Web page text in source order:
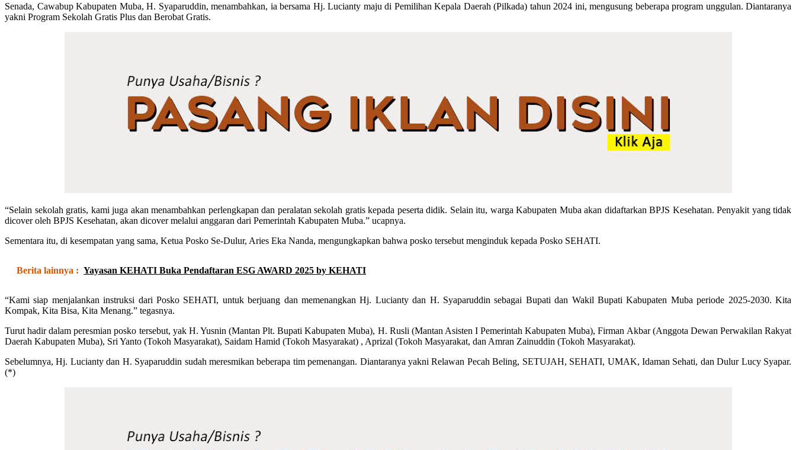
Senada, Cawabup Kabupaten Muba, H. Syaparuddin, menambahkan, ia bersama Hj. Lucianty maju di Pemilihan Kepala Daerah (Pilkada) tahun 2024 ini, mengusung beberapa program unggulan. Diantaranya
yakni Program Sekolah Gratis Plus dan Berobat Gratis.
“Selain sekolah gratis, kami juga akan menambahkan perlengkapan dan peralatan sekolah gratis kepada peserta didik. Selain itu, warga Kabupaten Muba akan didaftarkan BPJS Kesehatan. Penyakit yang tidak
dicover oleh BPJS Kesehatan, akan dicover melalui anggaran dari Pemerintah Kabupaten Muba.” ucapnya.
Sementara itu, di kesempatan yang sama, Ketua Posko Se-Dulur, Aries Eka Nanda, mengungkapkan bahwa posko tersebut menginduk kepada Posko SEHATI.
Berita lainnya : Yayasan KEHATI Buka Pendaftaran ESG AWARD 2025 by KEHATI
“Kami siap menjalankan instruksi dari Posko SEHATI, untuk berjuang dan memenangkan Hj. Lucianty dan H. Syaparuddin sebagai Bupati dan Wakil Bupati Kabupaten Muba periode 2025-2030. Kita
Kompak, Kita Bisa, Kita Menang.” tegasnya.
Turut hadir dalam peresmian posko tersebut, yak H. Yusnin (Mantan Plt. Bupati Kabupaten Muba), H. Rusli (Mantan Asisten I Pemerintah Kabupaten Muba), Firman Akbar (Anggota Dewan Perwakilan Rakyat
Daerah Kabupaten Muba), Sri Yanto (Tokoh Masyarakat), Saidam Hamid (Tokoh Masyarakat) , Aprizal (Tokoh Masyarakat, dan Amran Zainuddin (Tokoh Masyarakat).
Sebelumnya, Hj. Lucianty dan H. Syaparuddin sudah meresmikan beberapa tim pemenangan. Diantaranya yakni Relawan Pecah Beling, SETUJAH, SEHATI, UMAK, Idaman Sehati, dan Dulur Lucy Syapar.
(*)